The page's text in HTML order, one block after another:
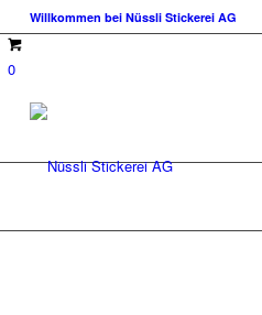
Willkommen bei Nüssli Stickerei AG
0